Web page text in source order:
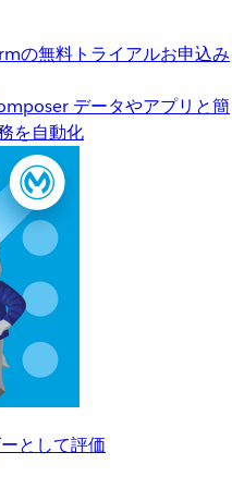
の無料トライアルお申込み
データやアプリと簡
を自動化
として評価